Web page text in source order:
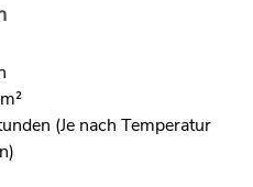
(Je nach Temperatur